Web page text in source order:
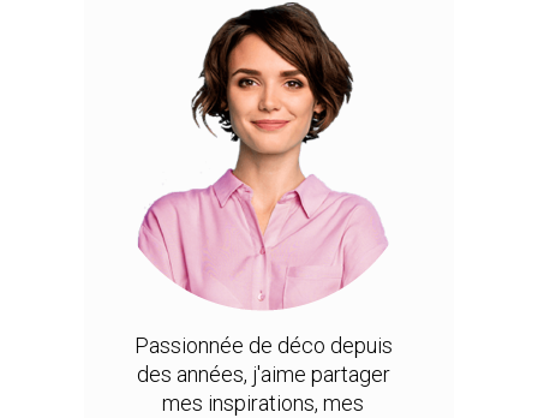
Passionnée de déco depuis
des années, j'aime partager
mes inspirations, mes